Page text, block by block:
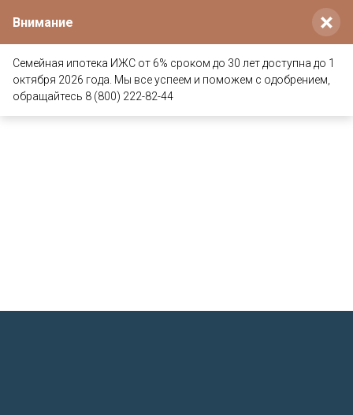
Внимание ×
Семейная ипотека ИЖС от 6% сроком до 30 лет доступна до 1
октября 2026 года. Мы все успеем и поможем с одобрением,
обращайтесь 8 (800) 222-82-44
Дом-баня г. Подольск